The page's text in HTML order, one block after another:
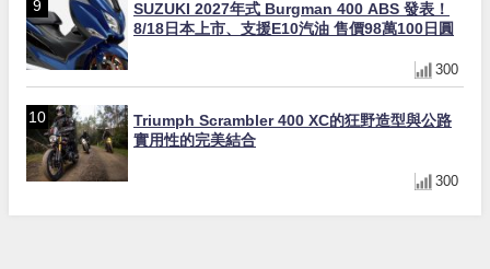
SUZUKI 2027年式 Burgman 400 ABS 發表！
8/18日本上市、支援E10汽油 售價98萬100日圓
300
Triumph Scrambler 400 XC的狂野造型與公路
實用性的完美結合
300